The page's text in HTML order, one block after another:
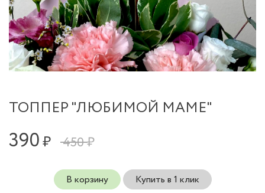
ТОППЕР "ЛЮБИМОЙ МАМЕ"
390₽ 450 ₽
В корзину Купить в 1 клик